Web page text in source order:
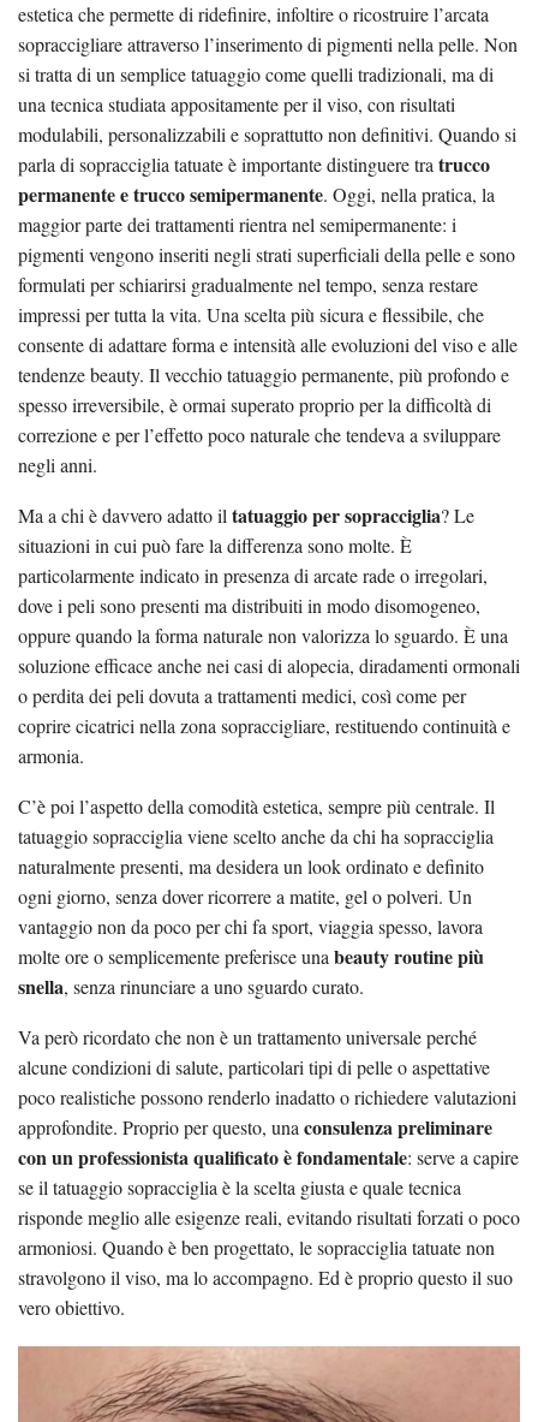
estetica che permette di ridefinire, infoltire o ricostruire l’arcata
sopraccigliare attraverso l’inserimento di pigmenti nella pelle. Non
si tratta di un semplice tatuaggio come quelli tradizionali, ma di
una tecnica studiata appositamente per il viso, con risultati
modulabili, personalizzabili e soprattutto non definitivi. Quando si
parla di sopracciglia tatuate è importante distinguere tra trucco
permanente e trucco semipermanente. Oggi, nella pratica, la
maggior parte dei trattamenti rientra nel semipermanente: i
pigmenti vengono inseriti negli strati superficiali della pelle e sono
formulati per schiarirsi gradualmente nel tempo, senza restare
impressi per tutta la vita. Una scelta più sicura e flessibile, che
consente di adattare forma e intensità alle evoluzioni del viso e alle
tendenze beauty. Il vecchio tatuaggio permanente, più profondo e
spesso irreversibile, è ormai superato proprio per la difficoltà di
correzione e per l’effetto poco naturale che tendeva a sviluppare
negli anni.
Ma a chi è davvero adatto il tatuaggio per sopracciglia? Le
situazioni in cui può fare la differenza sono molte. È
particolarmente indicato in presenza di arcate rade o irregolari,
dove i peli sono presenti ma distribuiti in modo disomogeneo,
oppure quando la forma naturale non valorizza lo sguardo. È una
soluzione efficace anche nei casi di alopecia, diradamenti ormonali
o perdita dei peli dovuta a trattamenti medici, così come per
coprire cicatrici nella zona sopraccigliare, restituendo continuità e
armonia.
C’è poi l’aspetto della comodità estetica, sempre più centrale. Il
tatuaggio sopracciglia viene scelto anche da chi ha sopracciglia
naturalmente presenti, ma desidera un look ordinato e definito
ogni giorno, senza dover ricorrere a matite, gel o polveri. Un
vantaggio non da poco per chi fa sport, viaggia spesso, lavora
molte ore o semplicemente preferisce una beauty routine più
snella, senza rinunciare a uno sguardo curato.
Va però ricordato che non è un trattamento universale perché
alcune condizioni di salute, particolari tipi di pelle o aspettative
poco realistiche possono renderlo inadatto o richiedere valutazioni
approfondite. Proprio per questo, una consulenza preliminare
con un professionista qualificato è fondamentale: serve a capire
se il tatuaggio sopracciglia è la scelta giusta e quale tecnica
risponde meglio alle esigenze reali, evitando risultati forzati o poco
armoniosi. Quando è ben progettato, le sopracciglia tatuate non
stravolgono il viso, ma lo accompagno. Ed è proprio questo il suo
vero obiettivo.